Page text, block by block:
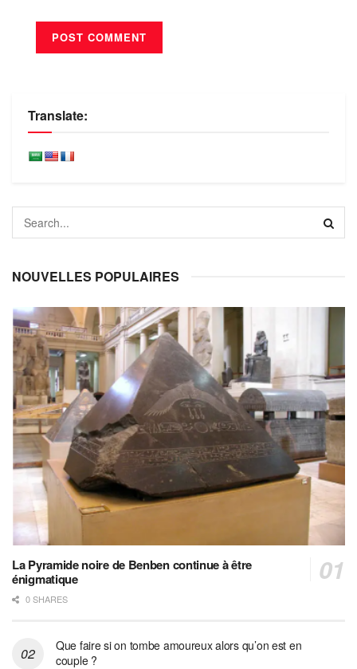
Translate:
NOUVELLES POPULAIRES
La Pyramide noire de Benben continue à être
énigmatique
0 SHARES
Que faire si on tombe amoureux alors qu’on est en
couple ?